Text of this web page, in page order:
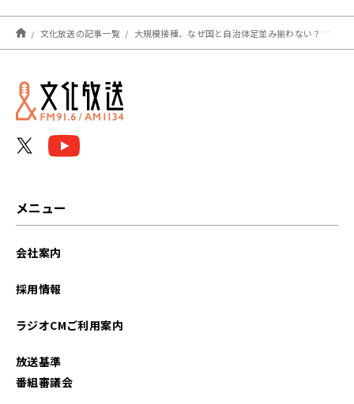
ター）石山洸（エクサウィ
ザーズ社長）
文化放送の記事一覧 大規模接種、なぜ国と自治体足並み揃わない？大谷昭宏氏が聞いた吉村知事の言い分～6月21日「くにまるジャパン極」
メニュー
会社案内
採用情報
ラジオCMご利用案内
放送基準
番組審議会